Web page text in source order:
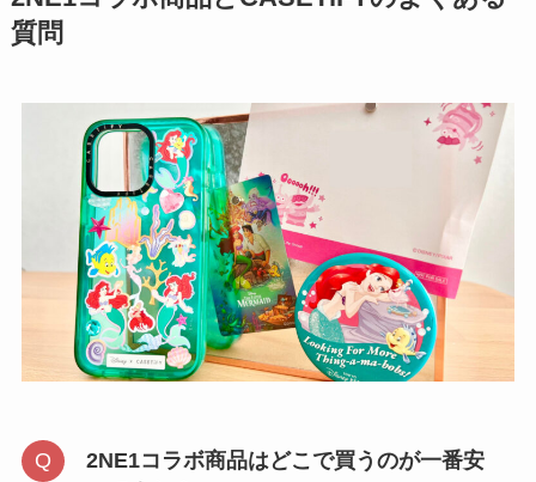
質問
2NE1コラボ商品はどこで買うのが一番安